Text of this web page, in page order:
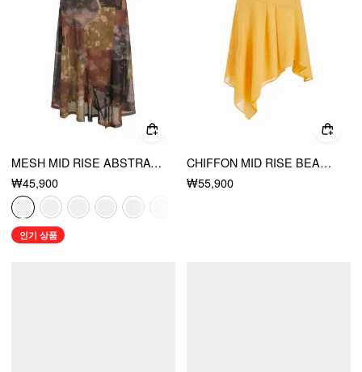
MESH MID RISE ABSTRACT GRAPHIC FLORAL ASYMMETRICAL HEM MAXI SKIRT
₩45,900
인기 상품
CHIFFON MID RISE BEADED FLORAL ASYMMETRICAL FLARED MIDI SKIRT
₩55,900